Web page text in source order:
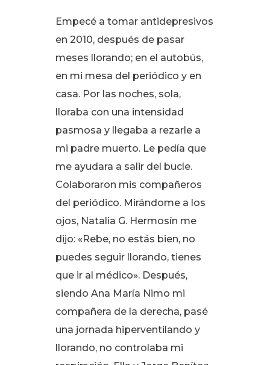
Empecé a tomar antidepresivos
en 2010, después de pasar
meses llorando; en el autobús,
en mi mesa del periódico y en
casa. Por las noches, sola,
lloraba con una intensidad
pasmosa y llegaba a rezarle a
mi padre muerto. Le pedía que
me ayudara a salir del bucle.
Colaboraron mis compañeros
del periódico. Mirándome a los
ojos, Natalia G. Hermosín me
dijo: «Rebe, no estás bien, no
puedes seguir llorando, tienes
que ir al médico». Después,
siendo Ana María Nimo mi
compañera de la derecha, pasé
una jornada hiperventilando y
llorando, no controlaba mi